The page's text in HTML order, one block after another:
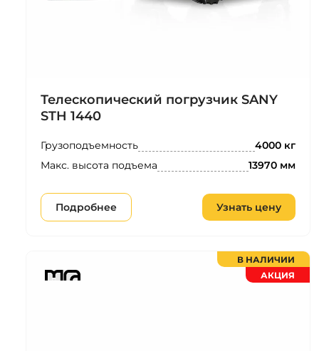
Телескопический погрузчик SANY
STH 1440
Грузоподъемность 4000 кг
Макс. высота подъема 13970 мм
Подробнее Узнать цену
В НАЛИЧИИ
АКЦИЯ